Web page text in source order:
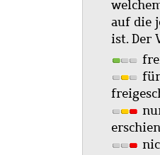
auf die
ist. Der